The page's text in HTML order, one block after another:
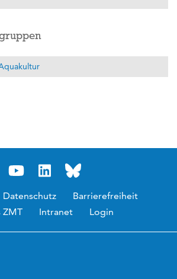
Datenschutz
Barrierefreiheit
ZMT
Intranet Login